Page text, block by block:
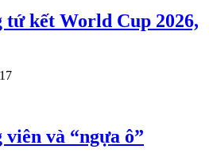
kết World Cup 2026,
viên và “ngựa ô”